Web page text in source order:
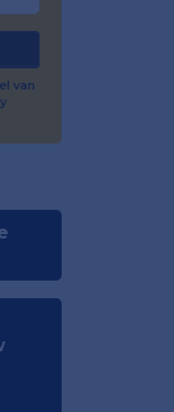
van